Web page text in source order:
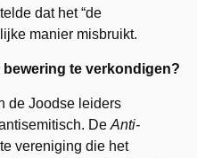
dat het “de
manier misbruikt.
bewering te verkondigen?
de Joodse leiders
DeAnti-
vereniging die het